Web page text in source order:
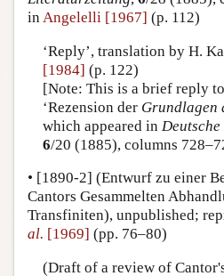
in Angelelli [1967] (p. 112)
‘Reply’, translation by H.
[1984] (p. 122)
[Note: This is a brief reply
‘Rezension der Grundlagen
which appeared in
6/20 (1885), columns
• [1890-2] (Entwurf zu einer
Cantors Gesammelten
Transfiniten), unpublished;
al. [1969] (pp. 76–80)
(Draft of a review of